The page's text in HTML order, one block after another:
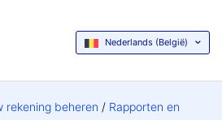
Nederlands (België)
rekening beheren
Rapporten en